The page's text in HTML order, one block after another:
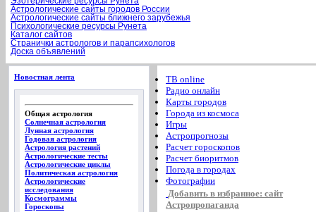
Астрологические сайты городов России
Астрологические сайты ближнего зарубежья
Психологические ресурсы Рунета
Каталог сайтов
Странички астрологов и парапсихологов
Доска объявлений
Новостная лента
Общая астрология
Солнечная астрология
Лунная астрология
Годовая астрология
Астрология растений
Астрологические тесты
Астрологические циклы
Политическая астрология
Астрологические
исследования
Космограммы
Гороскопы
ТВ online
Радио онлайн
Карты городов
Города из космоса
Игры
Астропрогнозы
Расчет гороскопов
Расчет биоритмов
Погода в городах
Фотографии
Добавить в избранное: сайт
Астропропаганда